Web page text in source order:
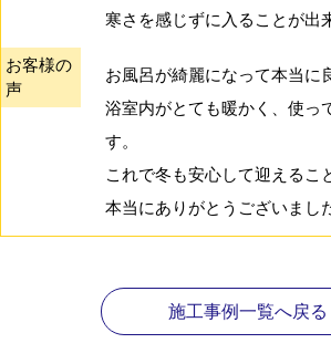
寒さを感じずに入ることが出
お客様の
声
お風呂が綺麗になって本当に
浴室内がとても暖かく、使っ
す。
これで冬も安心して迎えるこ
本当にありがとうございまし
施工事例一覧へ戻る